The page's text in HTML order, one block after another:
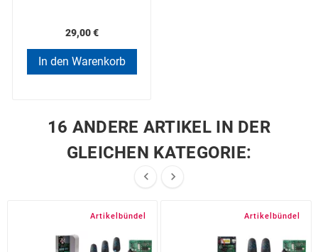
29,00 €
In den Warenkorb
16 ANDERE ARTIKEL IN DER
GLEICHEN KATEGORIE:
 
Artikelbündel Artikelbündel